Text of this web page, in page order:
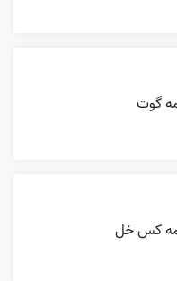
گوت
کس خل